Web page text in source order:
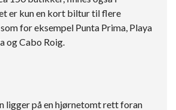
er kun en kort biltur til flere
for eksempel Punta Prima, Playa
og Cabo Roig.
ligger på en hjørnetomt rett foran